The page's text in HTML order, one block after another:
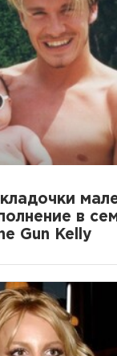
в
Gun Kelly